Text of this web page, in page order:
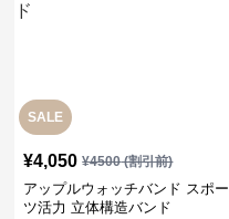
SALE
¥4,050 ¥4500(割引前)
アップルウォッチバンド スポー
ツ活力 立体構造バンド